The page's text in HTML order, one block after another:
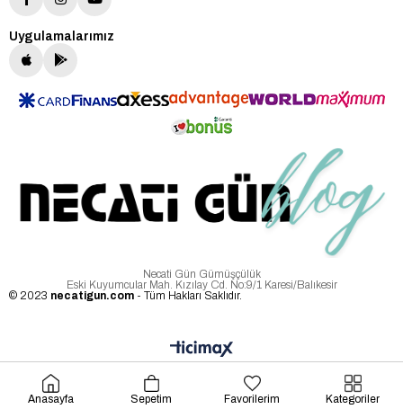
Uygulamalarımız
Necati Gün Gümüşçülük
Eski Kuyumcular Mah. Kızılay Cd. No:9/1 Karesi/Balıkesir
© 2023 necatigun.com - Tüm Hakları Saklıdır.
Anasayfa Sepetim Favorilerim Kategoriler